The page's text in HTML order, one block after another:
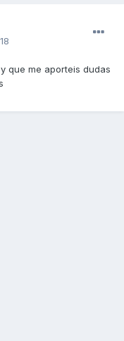
que me aporteis dudas